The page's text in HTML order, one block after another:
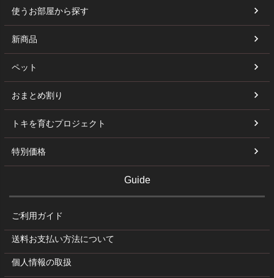
使うお部屋から探す
新商品
ペット
おまとめ割り
トキを育むプロジェクト
特別価格
Guide
ご利用ガイド
送料お支払い方法について
個人情報の取扱